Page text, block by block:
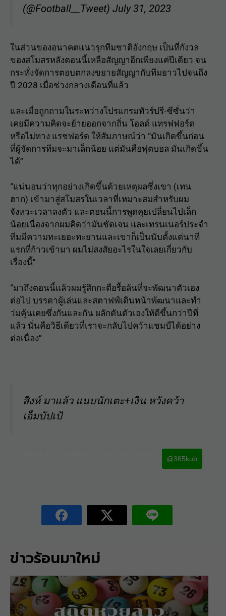
(@Football__Tweet) July 31, 2023
ในส่วนของอนาคตแนวรุกทีมชาติอังกฤษ เป็นที่กังวล
ของสโมสรหลังตอนนี้เหลือสัญญาอีกเพียงแค่ปีเดียว จน
กระทั่งจัดการตอบตกลงขยายสัญญากับทีมยาวไปจนถึง
ปี 2028 เมื่อช่วงกลางเดือนที่แล้ว
และเมื่อถูกถามในระหว่างโปรแกรมทัวร์ปรี-ซีซั่นว่า
เคยมีความคิดจะย้ายออกจากถิ่น โอลด์ แทรฟฟอร์ด
หรือไม่ทาง แรชฟอร์ด ให้สัมภาษณ์ว่า “มันเกิดขึ้นก่อน
ที่ผู้จัดการทีมจะมาเล็กน้อย แต่มันคือฟุตบอล มันเกิดขึ้น
ได้”
“แน่นอนว่าทุกอย่างเกิดขึ้นด้วยเหตุผลซึ่งเขา (เทน
ฮาก) เข้ามาสู่สโมสรในเวลาที่เหมาะสมสำหรับผม
จังหวะเวลาลงตัว และตอนนี้การพูดคุยเปลี่ยนไปเล็ก
น้อยเนื่องจากผมคิดว่ามันชัดเจน และเทรนเนอร์ประจำ
ทีมมีความทะเยอะทะยานและเขาก็เป็นนับตั้งแต่นาที
แรกที่ก้าวเข้ามา ผมไม่สงสัยอะไรในใจเลยเกี่ยวกับ
เรื่องนี้”
“มาถึงตอนนี้แล้วผมรู้สึกกะตือรื้อล้นที่จะพัฒนาตัวเอง
ต่อไป บรรดาผู้เล่นและสตาฟฟ์เดินหน้าพัฒนาและทำ
ว่มคุ้นเคยซึ่งกันและกัน ผลักดันตัวเองให้ดีขึ้นกว่าปีที่
แล้ว นั่นคือวิธีเดียวที่เราจะกลับไปคว้าแชมป์ได้อย่าง
ต่อเนื่อง”
สิงห์ มาแล้ว แนบนักเตะ+เงิน หวังคว้า
เอ็มบัปเป้
@365kub
ข่าวร้อนมาใหม่